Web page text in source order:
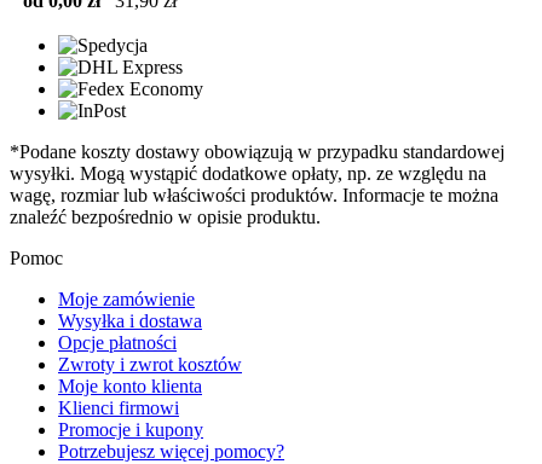
*Podane koszty dostawy obowiązują w przypadku standardowej
wysyłki. Mogą wystąpić dodatkowe opłaty, np. ze względu na
wagę, rozmiar lub właściwości produktów. Informacje te można
znaleźć bezpośrednio w opisie produktu.
Pomoc
Moje zamówienie
Wysyłka i dostawa
Opcje płatności
Zwroty i zwrot kosztów
Moje konto klienta
Klienci firmowi
Promocje i kupony
Potrzebujesz więcej pomocy?